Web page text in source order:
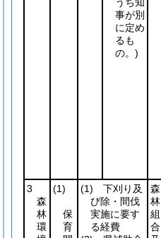
事が別
に定め
るも
の。)
3
森
林
環
(1)
保
育
(1) 下刈り及
び除・間伐
実施に要す
る経費
森
林
組
合